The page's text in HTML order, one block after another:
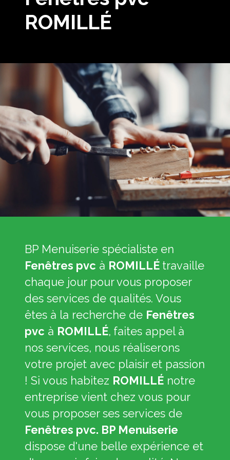
ROMILLÉ
BP Menuiserie spécialiste en
Fenêtres pvc à ROMILLÉ travaille
chaque jour pour vous proposer
des services de qualités. Vous
êtes à la recherche de Fenêtres
pvc à ROMILLÉ, faites appel à
nos services, nous réaliserons
votre projet avec plaisir et passion
! Si vous habitez ROMILLÉ notre
entreprise vient chez vous pour
vous proposer ses services de
Fenêtres pvc. BP Menuiserie
dispose d'une belle expérience et